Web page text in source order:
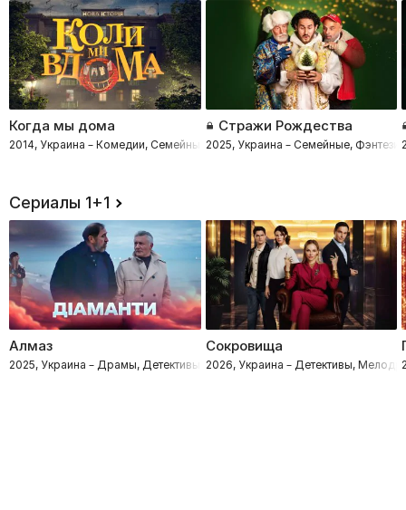
Когда мы дома
2014, Украина – Комедии, Семейные
Стражи Рождества
2025, Украина – Семейные,
Сериалы 1+1
Алмаз
2025, Украина – Драмы, Детективы, Приключения
Сокровища
2026, Украина – Детективы,